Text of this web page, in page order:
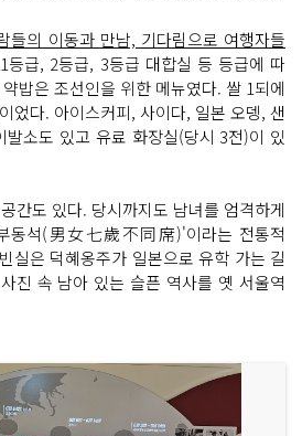
들의 이동과 만남, 기다림으로 여행자들
등급, 2등급, 3등급 대합실 등 등급에 따
밥은 조선인을 위한 메뉴였다. 쌀 1되에
었다. 아이스커피, 사이다, 일본 오뎅, 샌
소도 있고 유료 화장실(당시 3전)이 있
간도 있다. 당시까지도 남녀를 엄격하게
동석(男女七歲不同席)'이라는 전통적
실은 덕혜옹주가 일본으로 유학 가는 길
진 속 남아 있는 슬픈 역사를 옛 서울역